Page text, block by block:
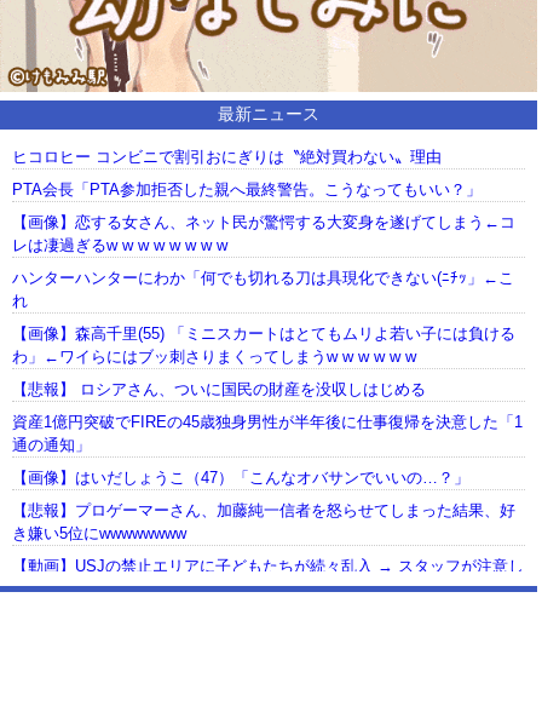
最新ニュース
ヒコロヒー コンビニで割引おにぎりは〝絶対買わない〟理由
PTA会長「PTA参加拒否した親へ最終警告。こうなってもいい？」
【画像】恋する女さん、ネット民が驚愕する大変身を遂げてしまう←コ
レは凄過ぎるw w w w w w w w
ハンターハンターにわか「何でも切れる刀は具現化できない(ﾆﾁｯ」←こ
れ
【画像】森高千里(55) 「ミニスカートはとてもムリよ若い子には負ける
わ」←ワイらにはブッ刺さりまくってしまうw w w w w w
【悲報】 ロシアさん、ついに国民の財産を没収しはじめる
資産1億円突破でFIREの45歳独身男性が半年後に仕事復帰を決意した「1
通の通知」
【画像】はいだしょうこ（47）「こんなオバサンでいいの…？」
【悲報】プロゲーマーさん、加藤純一信者を怒らせてしまった結果、好
き嫌い5位にwwwwwwww
【動画】USJの禁止エリアに子どもたちが続々乱入 → スタッフが注意し
ても止まらない事態に